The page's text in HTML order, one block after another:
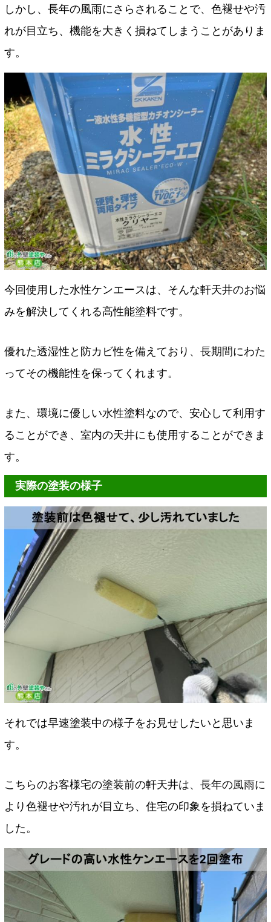
しかし、長年の風雨にさらされることで、色褪せや汚
れが目立ち、機能を大きく損ねてしまうことがありま
す。
今回使用した水性ケンエースは、そんな軒天井のお悩
みを解決してくれる高性能塗料です。
優れた透湿性と防カビ性を備えており、長期間にわた
ってその機能性を保ってくれます。
また、環境に優しい水性塗料なので、安心して利用す
ることができ、室内の天井にも使用することができま
す。
実際の塗装の様子
それでは早速塗装中の様子をお見せしたいと思いま
す。
こちらのお客様宅の塗装前の軒天井は、長年の風雨に
より色褪せや汚れが目立ち、住宅の印象を損ねていま
した。